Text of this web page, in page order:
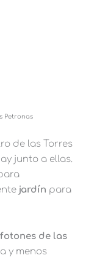
Petronas
de las Torres
junto a ellas.
jardín para
de las
y menos